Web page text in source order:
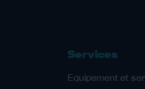
Services
Equipement et